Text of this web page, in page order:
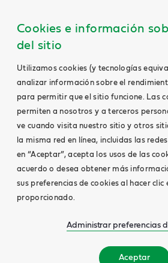
Cookies e información
del sitio
Utilizamos cookies (y tecnologías
analizar información sobre el
para permitir que el sitio funcione. Las
permiten a nosotros y a terceros
ve cuando visita nuestro sitio y otros
la misma red en línea, incluidas las
en “Aceptar”, acepta los usos de las
acuerdo o desea obtener más
sus preferencias de cookies al hacer clic
proporcionado.
Administrar preferencias
Aceptar